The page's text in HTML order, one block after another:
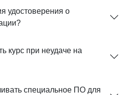
удостоверения о
курс при неудаче на
специальное ПО для